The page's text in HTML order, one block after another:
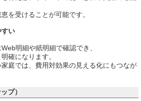
を受けることが可能です。
すい
明細や紙明細で確認でき、
確になります。
庭では、費用対効果の見える化にもつなが
プ）